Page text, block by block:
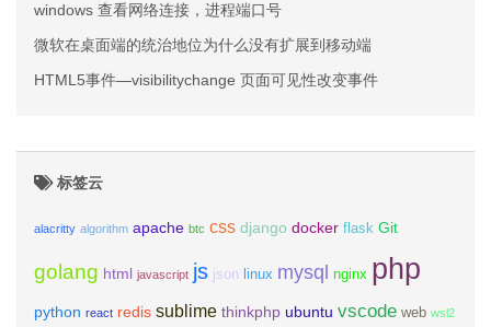
windows 查看网络连接，进程端口号
微软在桌面端的统治地位为什么没有扩展到移动端
HTML5事件—visibilitychange 页面可见性改变事件
标签云
alacritty algorithm apache btc css django docker flask Git
golang html javascript js json linux mysql nginx php
python react redis sublime thinkphp ubuntu vscode web wsl2